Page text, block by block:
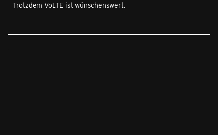
Trotzdem VoLTE ist wünschenswert.